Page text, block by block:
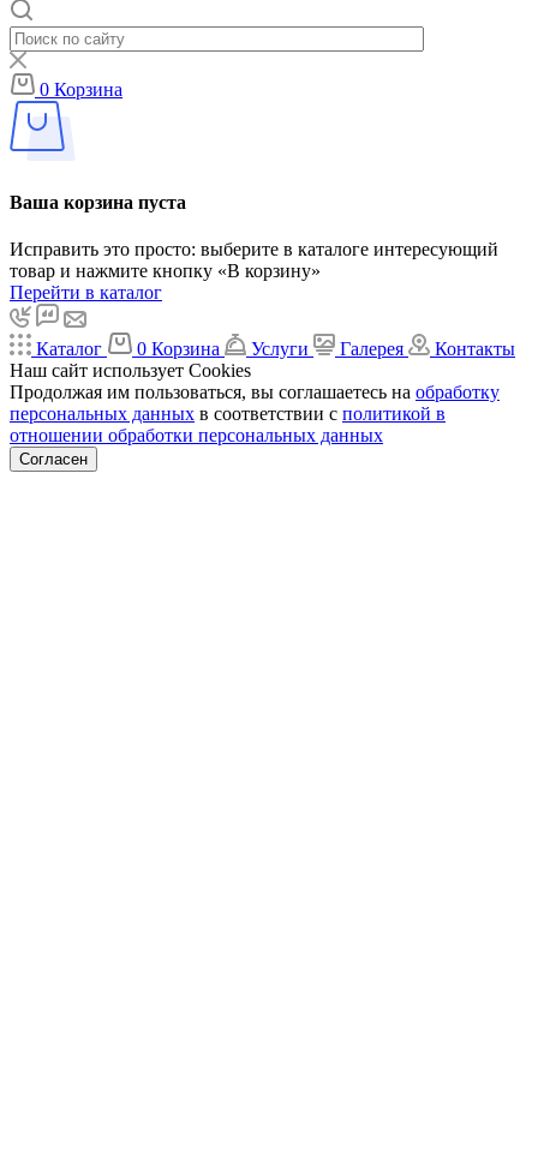
0 Корзина
Ваша корзина пуста
Исправить это просто: выберите в каталоге интересующий
товар и нажмите кнопку «В корзину»
Перейти в каталог
Каталог 0 Корзина Услуги Галерея
Контакты
Наш сайт использует Cookies
Продолжая им пользоваться, вы соглашаетесь на обработку
персональных данных в соответствии с политикой в
отношении обработки персональных данных
Согласен